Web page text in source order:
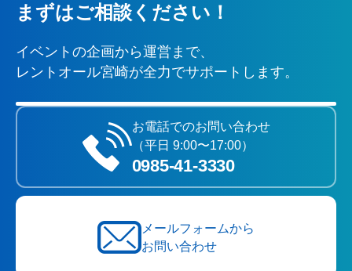
まずはご相談ください！
イベントの企画から運営まで、
レントオール宮崎が全力でサポートします。
お電話でのお問い合わせ
（平日 9:00〜17:00）
0985‐41‐3330
メールフォームから
お問い合わせ